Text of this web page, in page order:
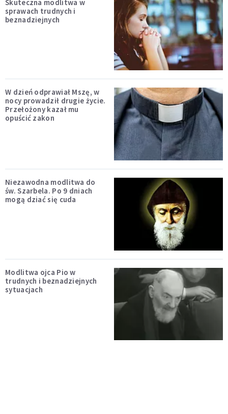
Skuteczna modlitwa w
sprawach trudnych i
beznadziejnych
W dzień odprawiał Mszę, w
nocy prowadził drugie życie.
Przełożony kazał mu
opuścić zakon
Niezawodna modlitwa do
św. Szarbela. Po 9 dniach
mogą dziać się cuda
Modlitwa ojca Pio w
trudnych i beznadziejnych
sytuacjach